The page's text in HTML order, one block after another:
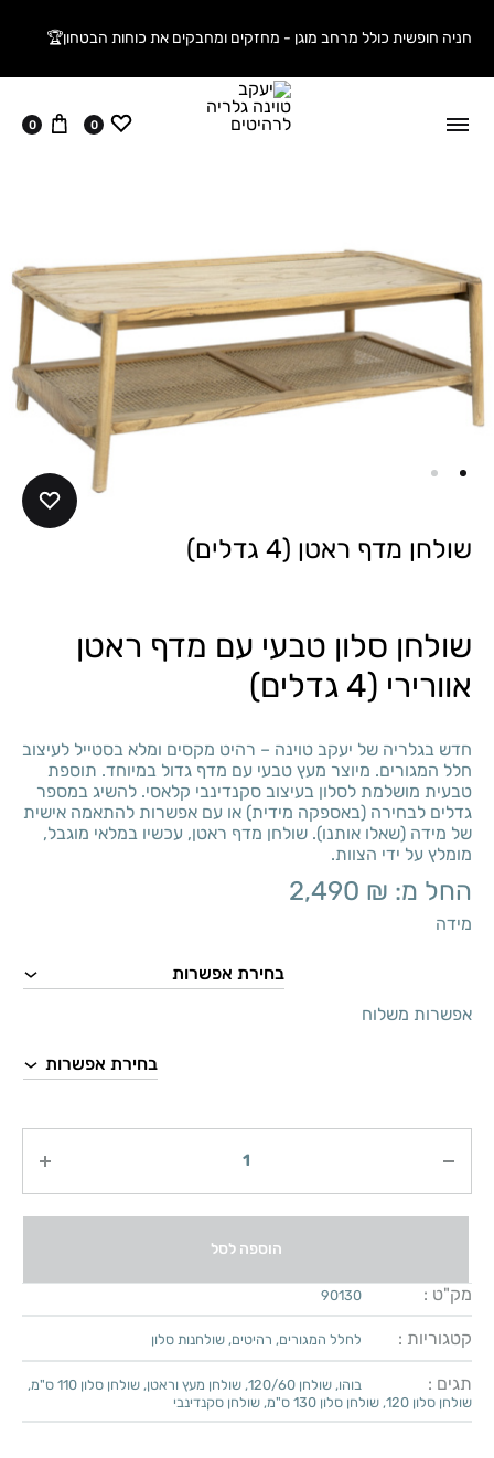
חניה חופשית כולל מרחב מוגן - מחזקים ומחבקים את כוחות הבטחון🏆
ווישליסט
0 עגלה
0
שולחן מדף ראטן (4 גדלים)
שולחן סלון טבעי עם מדף ראטן
אוורירי (4 גדלים)
חדש בגלריה של יעקב טוינה – רהיט מקסים ומלא בסטייל לעיצוב
חלל המגורים. מיוצר מעץ טבעי עם מדף גדול במיוחד. תוספת
טבעית מושלמת לסלון בעיצוב סקנדינבי קלאסי. להשיג במספר
גדלים לבחירה (באספקה מידית) או עם אפשרות להתאמה אישית
של מידה (שאלו אותנו). שולחן מדף ראטן, עכשיו במלאי מוגבל,
מומלץ על ידי הצוות.
החל מ: 2,490 ₪
מידה
אפשרות משלוח
הוספה לסל
מק"ט : 90130
קטגוריות : לחלל המגורים, רהיטים, שולחנות סלון
תגים : בוהו, שולחן 120/60 , שולחן מעץ וראטן, שולחן סלון 110 ס"מ
,
שולחן סלון 120
, שולחן סלון 130 ס"מ , שולחן סקנדינבי